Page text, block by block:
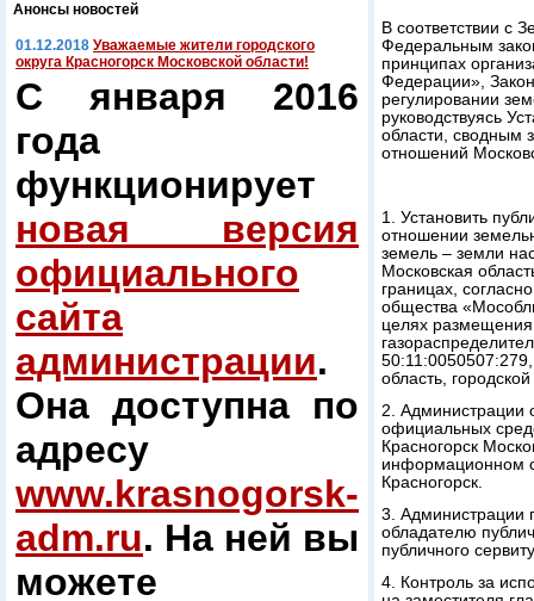
Анонсы новостей
01.12.2018 Уважаемые жители городского
округа Красногорск Московской области!
С января 2016
года
функционирует
новая версия
официального
сайта
администрации.
Она доступна по
адресу
www.krasnogorsk-
adm.ru. На ней вы
можете
В соответствии с
Федеральным
принципах
Федерации»,
регулировании
руководствуясь
области, сводным
отношений
1. Установить
отношении
земель – земли
Московская
границах,
общества
целях размещения
область,
2. Администрации
официальных
Красногорск
информационном
Красногорск.
3. Администрации
обладателю
публичного
4. Контроль за